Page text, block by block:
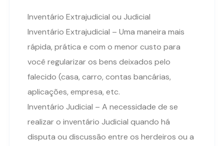
Inventário Extrajudicial ou Judicial
Inventário Extrajudicial – Uma maneira mais
rápida, prática e com o menor custo para
você regularizar os bens deixados pelo
falecido (casa, carro, contas bancárias,
aplicações, empresa, etc.
Inventário Judicial – A necessidade de se
realizar o inventário Judicial quando há
disputa ou discussão entre os herdeiros ou a